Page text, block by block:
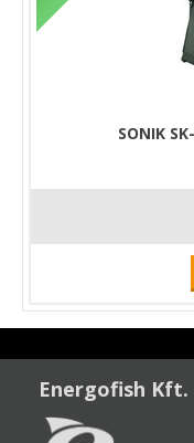
SONIK
Energofish Kft.